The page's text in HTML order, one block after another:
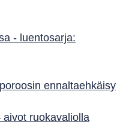
- luentosarja:
ennaltaehkäisy
ruokavaliolla